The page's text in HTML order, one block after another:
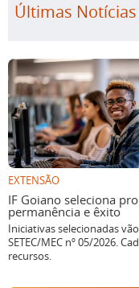
Últimas Notícias
EXTENSÃO
IF Goiano seleciona
permanência e êxito
Iniciativas selecionadas
SETEC/MEC nº 05/2026.
recursos.